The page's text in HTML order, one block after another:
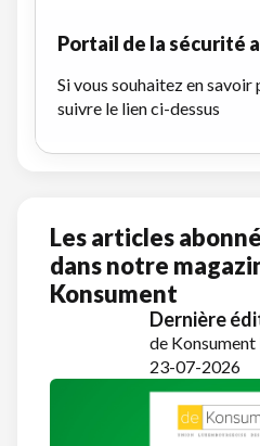
Portail de la sécurité
Si vous souhaitez en
suivre le lien ci-dessus
Les articles
dans notre
Konsument
Dernière
de
23-07-2026